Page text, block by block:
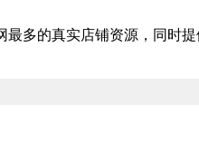
多的真实店铺资源，同时